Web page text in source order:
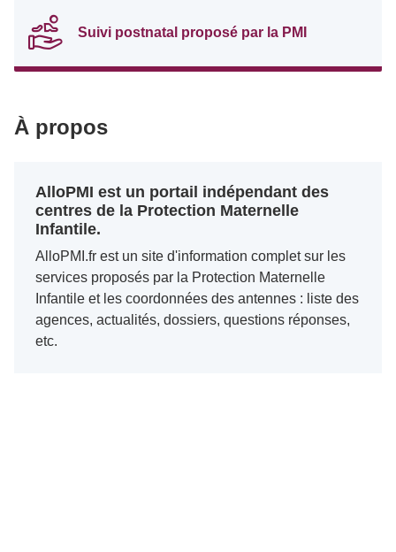
Suivi postnatal proposé par la PMI
À propos
AlloPMI est un portail indépendant des
centres de la Protection Maternelle
Infantile.
AlloPMI.fr est un site d'information complet sur les
services proposés par la Protection Maternelle
Infantile et les coordonnées des antennes : liste des
agences, actualités, dossiers, questions réponses,
etc.